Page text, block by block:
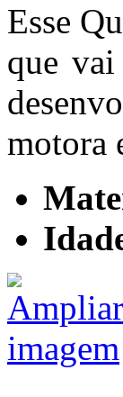
Esse
que
motora